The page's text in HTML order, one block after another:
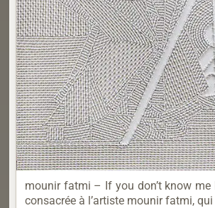
mounir fatmi – If you don’t know me
consacrée à l’artiste mounir fatmi,